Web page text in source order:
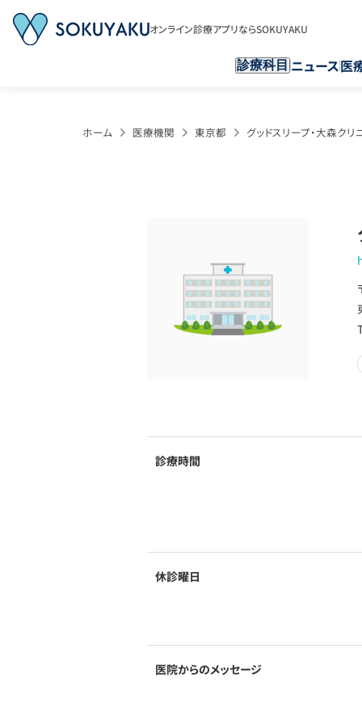
オンライン診療アプリならSOKUYAKU
診療科目 ニュース医
ホーム 医療機関 東京都 グッドスリープ・大森クリ
診療時間
休診曜日
医院からのメッセージ